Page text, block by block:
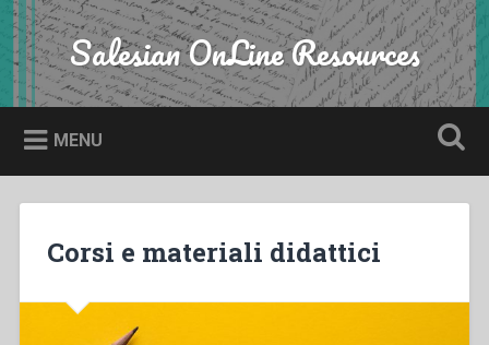
Skip
to
content
Search Salesian OnLine Resources
MENU
Corsi e materiali didattici